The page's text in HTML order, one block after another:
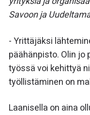
Savoon ja
- Yrittäjäksi
päähänpisto. Olin jo
työssä voi kehittyä
työllistäminen on
Laanisella on aina